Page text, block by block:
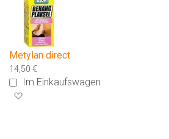
Metylan direct
14,50 €
Im Einkaufswagen